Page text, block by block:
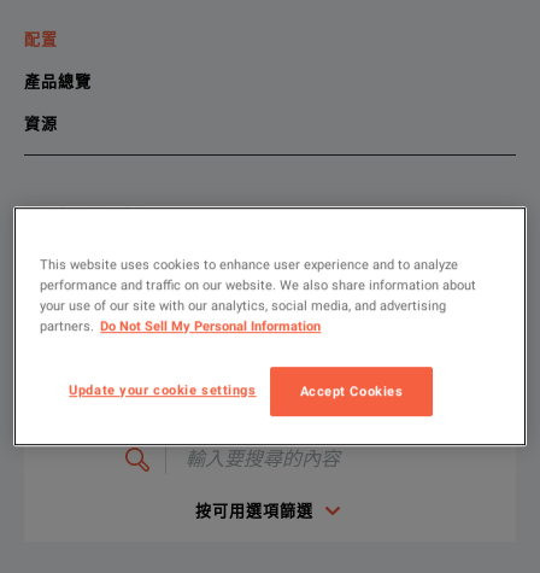
配置
產品總覽
資源
選擇您的配置
顯示:
租賃
按可用選項篩選
產品總覽
Description
The 16850 Series portable logic analyzers provide the
Key Features & Specifications
Timing analysis (asynchronous sampling)
2.5 GHz / 5 GHz (400 ps / 200 ps) deep conventional and
Up to 128M / 256M deep memory (full / half channel)
資源
文檔資料
This website uses cookies to enhance user experience and to analyze
performance and traffic on our website. We also share information about
your use of our site with our analytics, social media, and advertising
partners.
Do Not Sell My Personal Information
Update your cookie settings Accept Cookies